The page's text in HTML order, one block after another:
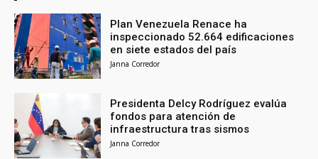
Plan Venezuela Renace ha
inspeccionado 52.664 edificaciones
en siete estados del país
Janna Corredor
Presidenta Delcy Rodríguez evalúa
fondos para atención de
infraestructura tras sismos
Janna Corredor